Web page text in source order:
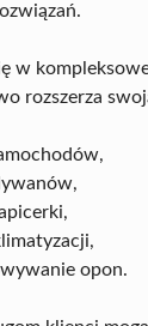
w
rozszerza
opon.